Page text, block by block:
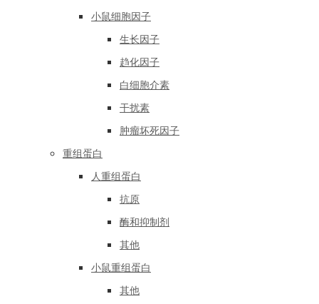
小鼠细胞因子
生长因子
趋化因子
白细胞介素
干扰素
肿瘤坏死因子
重组蛋白
人重组蛋白
抗原
酶和抑制剂
其他
小鼠重组蛋白
其他